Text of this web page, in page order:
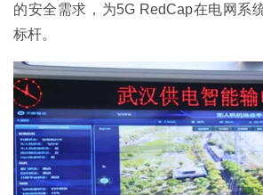
的安全需求，为5G RedCap在电网系
标杆。